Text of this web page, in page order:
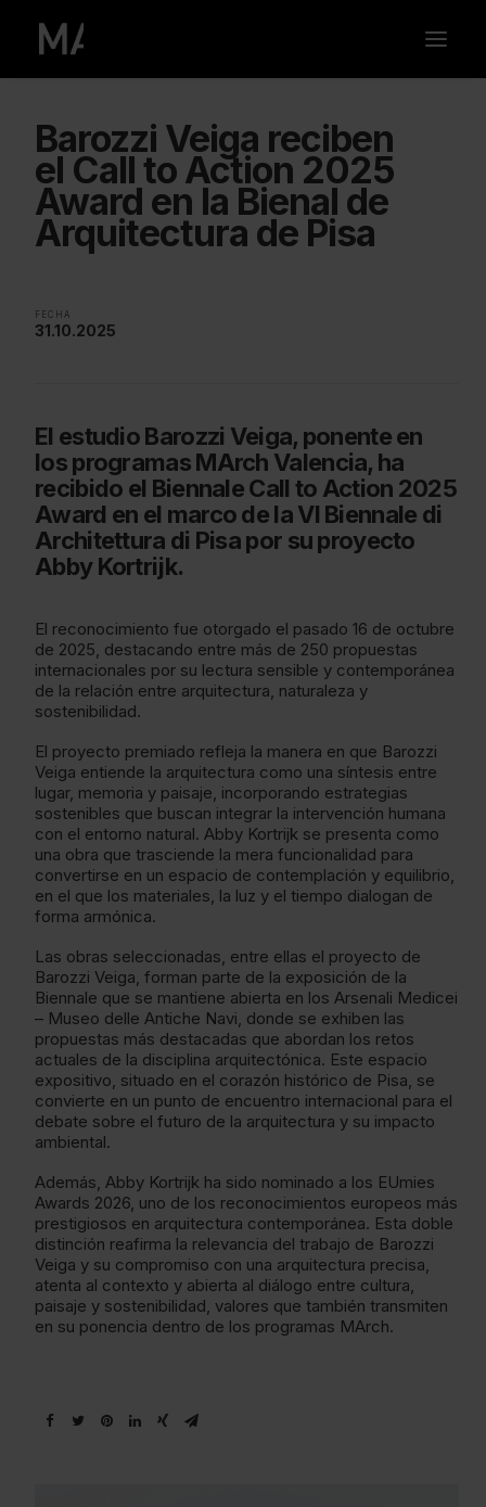
Barozzi Veiga reciben
el Call to Action 2025
Award en la Bienal de
Arquitectura de Pisa
FECHA
31.10.2025
El estudio Barozzi Veiga, ponente en
los programas MArch Valencia, ha
recibido el Biennale Call to Action 2025
Award en el marco de la VI Biennale di
Architettura di Pisa por su proyecto
Abby Kortrijk.
El reconocimiento fue otorgado el pasado 16 de octubre
de 2025, destacando entre más de 250 propuestas
internacionales por su lectura sensible y contemporánea
de la relación entre arquitectura, naturaleza y
sostenibilidad.
El proyecto premiado refleja la manera en que Barozzi
Veiga entiende la arquitectura como una síntesis entre
lugar, memoria y paisaje, incorporando estrategias
sostenibles que buscan integrar la intervención humana
con el entorno natural. Abby Kortrijk se presenta como
una obra que trasciende la mera funcionalidad para
convertirse en un espacio de contemplación y equilibrio,
en el que los materiales, la luz y el tiempo dialogan de
forma armónica.
Las obras seleccionadas, entre ellas el proyecto de
Barozzi Veiga, forman parte de la exposición de la
Biennale que se mantiene abierta en los Arsenali Medicei
– Museo delle Antiche Navi, donde se exhiben las
propuestas más destacadas que abordan los retos
actuales de la disciplina arquitectónica. Este espacio
expositivo, situado en el corazón histórico de Pisa, se
convierte en un punto de encuentro internacional para el
debate sobre el futuro de la arquitectura y su impacto
ambiental.
Además, Abby Kortrijk ha sido nominado a los EUmies
Awards 2026, uno de los reconocimientos europeos más
prestigiosos en arquitectura contemporánea. Esta doble
distinción reafirma la relevancia del trabajo de Barozzi
Veiga y su compromiso con una arquitectura precisa,
atenta al contexto y abierta al diálogo entre cultura,
paisaje y sostenibilidad, valores que también transmiten
en su ponencia dentro de los programas MArch.